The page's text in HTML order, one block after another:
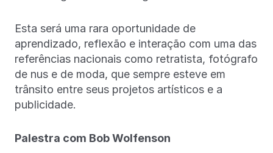
Esta será uma rara oportunidade de
aprendizado, reflexão e interação com uma das
referências nacionais como retratista, fotógrafo
de nus e de moda, que sempre esteve em
trânsito entre seus projetos artísticos e a
publicidade.
Palestra com Bob Wolfenson